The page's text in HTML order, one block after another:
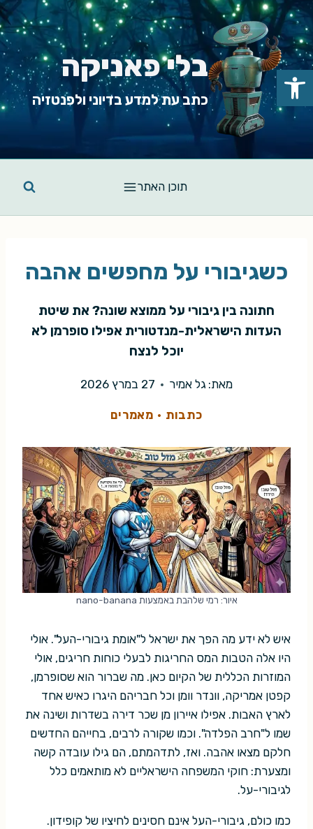
Skip
to
content
בלי פאניקה
כתב עת למדע בדיוני ולפנטזיה
תוכן האתר
כשגיבורי על מחפשים אהבה
חתונה בין גיבורי על ממוצא שונה? את שיטת
העדות הישראלית-מנדטורית אפילו סופרמן לא
יוכל לנצח
מאת: גל אמיר 27 במרץ 2026
כתבות · מאמרים
איור: רמי שלהבת באמצעות nano-banana
איש לא ידע מה הפך את ישראל ל"אומת גיבורי-העל". אולי
היו אלה הטבות המס החריגות לבעלי כוחות חריגים, אולי
המוזרות הכללית של הקיום כאן. מה שברור הוא שסופרמן,
קפטן אמריקה, וונדר וומן וכל חבריהם היגרו כאיש אחד
לארץ האבות. אפילו איירון מן שכר דירה בשדרות ושינה את
שמו ל"חרב הפלדה". וכמו שקורה לרבים, בחייהם החדשים
חלקם מצאו אהבה. ואז, לתדהמתם, הם גילו עובדה קשה
ומצערת: חוקי המשפחה הישראליים לא מותאמים כלל
לגיבורי-על.
כמו כולם, גיבורי-העל אינם חסינים לחיציו של קופידון.
פתח סרגל נגישות